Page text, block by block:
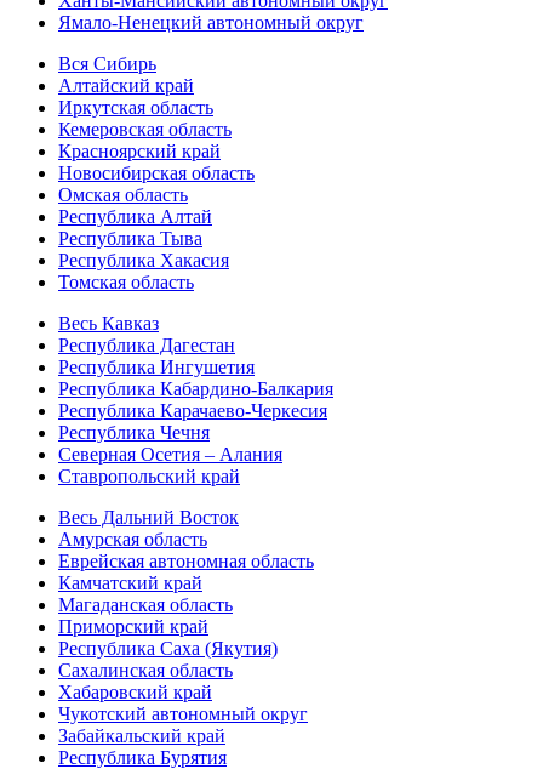
Ямало-Ненецкий автономный округ
Вся Сибирь
Алтайский край
Иркутская область
Кемеровская область
Красноярский край
Новосибирская область
Омская область
Республика Алтай
Республика Тыва
Республика Хакасия
Томская область
Весь Кавказ
Республика Дагестан
Республика Ингушетия
Республика Кабардино-Балкария
Республика Карачаево-Черкесия
Республика Чечня
Северная Осетия – Алания
Ставропольский край
Весь Дальний Восток
Амурская область
Еврейская автономная область
Камчатский край
Магаданская область
Приморский край
Республика Саха (Якутия)
Сахалинская область
Хабаровский край
Чукотский автономный округ
Забайкальский край
Республика Бурятия